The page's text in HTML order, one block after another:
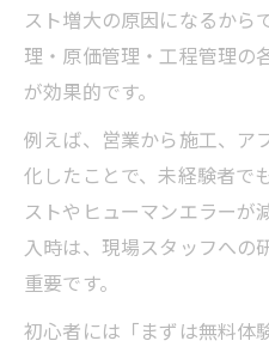
スト増大の原因になるから
理・原価管理・工程管理の
が効果的です。
例えば、営業から施工、ア
化したことで、未経験者で
ストやヒューマンエラーが
入時は、現場スタッフへの
重要です。
初心者には「まずは無料体